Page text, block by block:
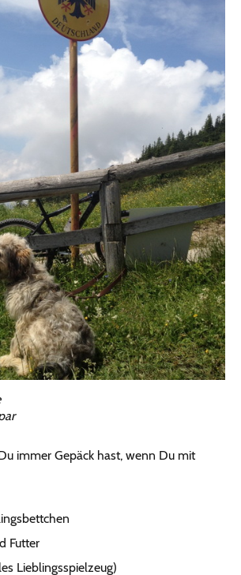
immer Gepäck hast, wenn Du mit
Futter
Lieblingsspielzeug)